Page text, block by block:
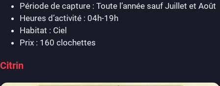
Période de capture : Toute l’année sauf Juillet et Août
Heures d’activité : 04h-19h
Habitat : Ciel
Prix : 160 clochettes
Citrin